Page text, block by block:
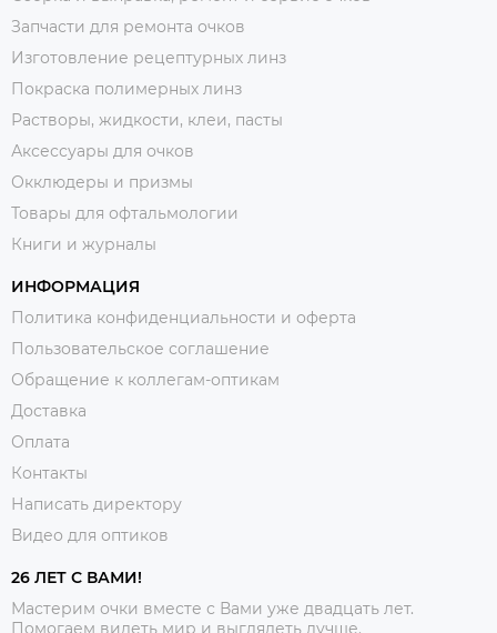
Запчасти для ремонта очков
Изготовление рецептурных линз
Покраска полимерных линз
Растворы, жидкости, клеи, пасты
Аксессуары для очков
Окклюдеры и призмы
Товары для офтальмологии
Книги и журналы
ИНФОРМАЦИЯ
Политика конфиденциальности и оферта
Пользовательское соглашение
Обращение к коллегам-оптикам
Доставка
Оплата
Контакты
Написать директору
Видео для оптиков
26 ЛЕТ С ВАМИ!
Мастерим очки вместе с Вами уже двадцать лет.
Помогаем видеть мир и выглядеть лучше.